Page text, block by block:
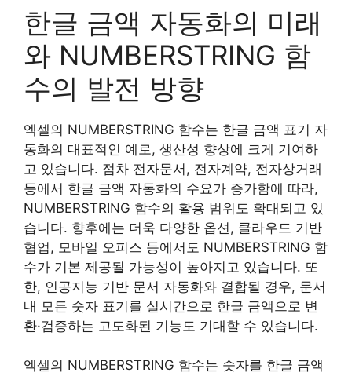
한글 금액 자동화의 미래
와 NUMBERSTRING 함
수의 발전 방향
엑셀의 NUMBERSTRING 함수는 한글 금액 표기 자
동화의 대표적인 예로, 생산성 향상에 크게 기여하
고 있습니다. 점차 전자문서, 전자계약, 전자상거래
등에서 한글 금액 자동화의 수요가 증가함에 따라,
NUMBERSTRING 함수의 활용 범위도 확대되고 있
습니다. 향후에는 더욱 다양한 옵션, 클라우드 기반
협업, 모바일 오피스 등에서도 NUMBERSTRING 함
수가 기본 제공될 가능성이 높아지고 있습니다. 또
한, 인공지능 기반 문서 자동화와 결합될 경우, 문서
내 모든 숫자 표기를 실시간으로 한글 금액으로 변
환·검증하는 고도화된 기능도 기대할 수 있습니다.
엑셀의 NUMBERSTRING 함수는 숫자를 한글 금액